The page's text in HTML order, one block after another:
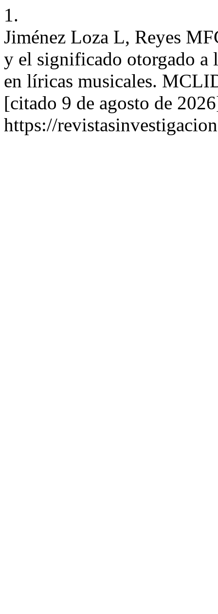
1.
Jiménez Loza L, Reyes
y el significado otorgado a
en líricas musicales.
[citado 9 de agosto de
https://